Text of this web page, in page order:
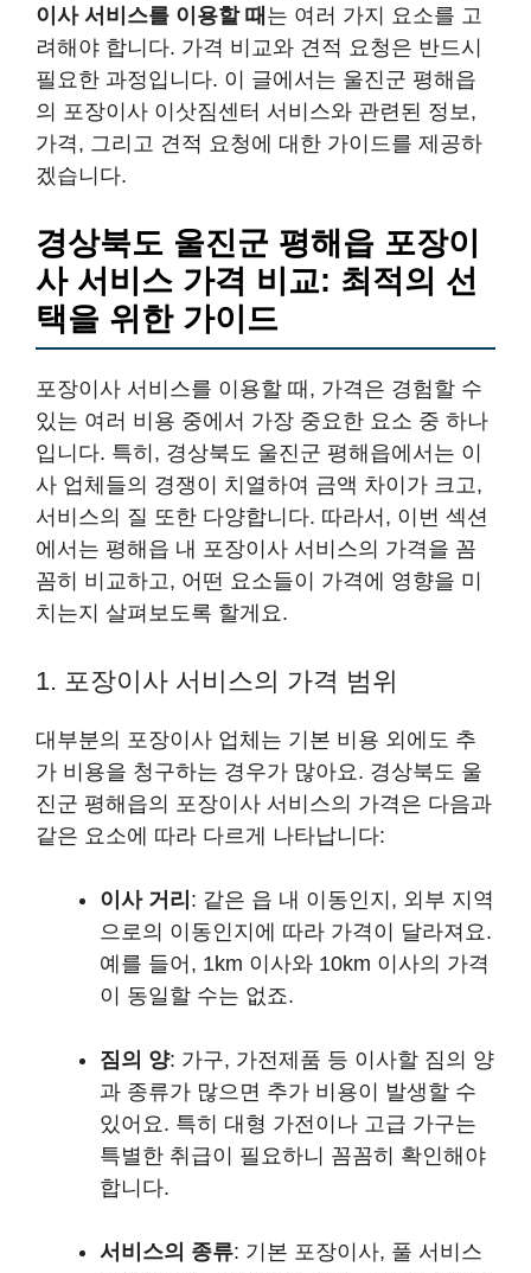
이사 서비스를 이용할 때 는 여러 가지 요소를 고
려해야 합니다. 가격 비교와 견적 요청은 반드시
필요한 과정입니다. 이 글에서는 울진군 평해읍
의 포장이사 이삿짐센터 서비스와 관련된 정보,
가격, 그리고 견적 요청에 대한 가이드를 제공하
겠습니다.
경상북도 울진군 평해읍 포장이
사 서비스 가격 비교: 최적의 선
택을 위한 가이드
포장이사 서비스를 이용할 때, 가격은 경험할 수
있는 여러 비용 중에서 가장 중요한 요소 중 하나
입니다. 특히, 경상북도 울진군 평해읍에서는 이
사 업체들의 경쟁이 치열하여 금액 차이가 크고,
서비스의 질 또한 다양합니다. 따라서, 이번 섹션
에서는 평해읍 내 포장이사 서비스의 가격을 꼼
꼼히 비교하고, 어떤 요소들이 가격에 영향을 미
치는지 살펴보도록 할게요.
1. 포장이사 서비스의 가격 범위
대부분의 포장이사 업체는 기본 비용 외에도 추
가 비용을 청구하는 경우가 많아요. 경상북도 울
진군 평해읍의 포장이사 서비스의 가격은 다음과
같은 요소에 따라 다르게 나타납니다:
이사 거리 : 같은 읍 내 이동인지, 외부 지역
으로의 이동인지에 따라 가격이 달라져요.
예를 들어, 1km 이사와 10km 이사의 가격
이 동일할 수는 없죠.
짐의 양: 가구, 가전제품 등 이사할 짐의 양
과 종류가 많으면 추가 비용이 발생할 수
있어요. 특히 대형 가전이나 고급 가구는
특별한 취급이 필요하니 꼼꼼히 확인해야
합니다.
서비스의 종류: 기본 포장이사, 풀 서비스